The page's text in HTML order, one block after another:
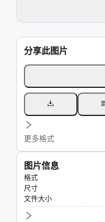
分享此图片
更多格式
图片信息
格式
尺寸
文件大小